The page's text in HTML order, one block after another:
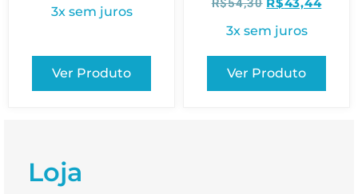
Loja
3x sem juros
Ver Produto
R$54,30
3x sem juros
Ver Produto